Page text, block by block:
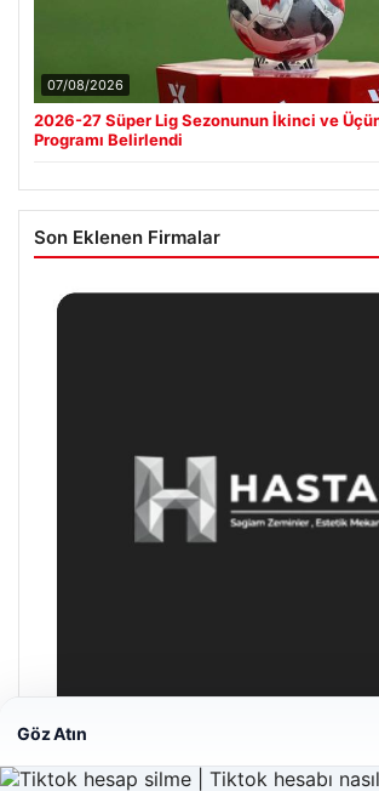
07/08/2026
2026-27 Süper Lig Sezonunun İkinci ve
Programı Belirlendi
Son Eklenen Firmalar
Prenses Night Club
Göz Atın